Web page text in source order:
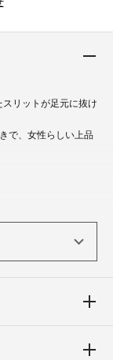
リットが足元に抜け
で、女性らしい上品
ト感のある着こなし